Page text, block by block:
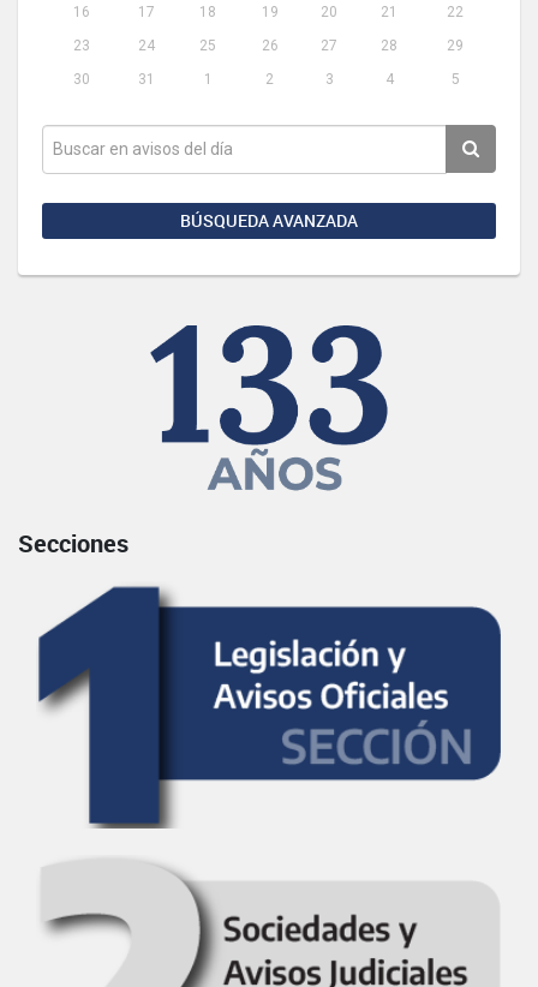
16
17 18 19 20 21
22
23
24 25 26 27 28
29
30
31 1 2 3 4 5
BÚSQUEDA AVANZADA
Secciones